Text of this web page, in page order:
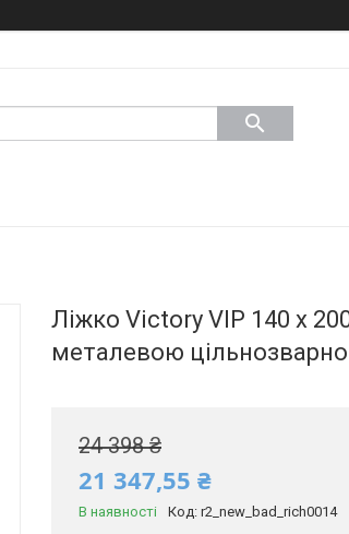
Ліжко Victory VIP 140 x
металевою
24 398 ₴
21 347,55 ₴
В наявності Код: r2_new_bad_rich0014